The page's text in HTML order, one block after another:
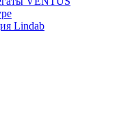
Lindab